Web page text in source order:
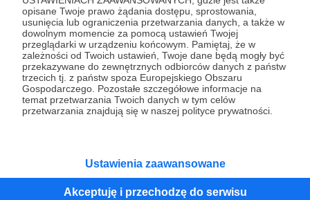
opisane Twoje prawo żądania dostępu, sprostowania,
usunięcia lub ograniczenia przetwarzania danych, a także w
dowolnym momencie za pomocą ustawień Twojej
przeglądarki w urządzeniu końcowym. Pamiętaj, że w
zależności od Twoich ustawień, Twoje dane będą mogły być
przekazywane do zewnętrznych odbiorców danych z państw
trzecich tj. z państw spoza Europejskiego Obszaru
Gospodarczego. Pozostałe szczegółowe informacje na
temat przetwarzania Twoich danych w tym celów
przetwarzania znajdują się w naszej polityce prywatności.
Ustawienia zaawansowane
Akceptuję i przechodzę do serwisu
O Patronite
Dodatkowe produkty
Pomoc
RegulaminPolityka prywatnościPatronite Commons
Unia Europejska